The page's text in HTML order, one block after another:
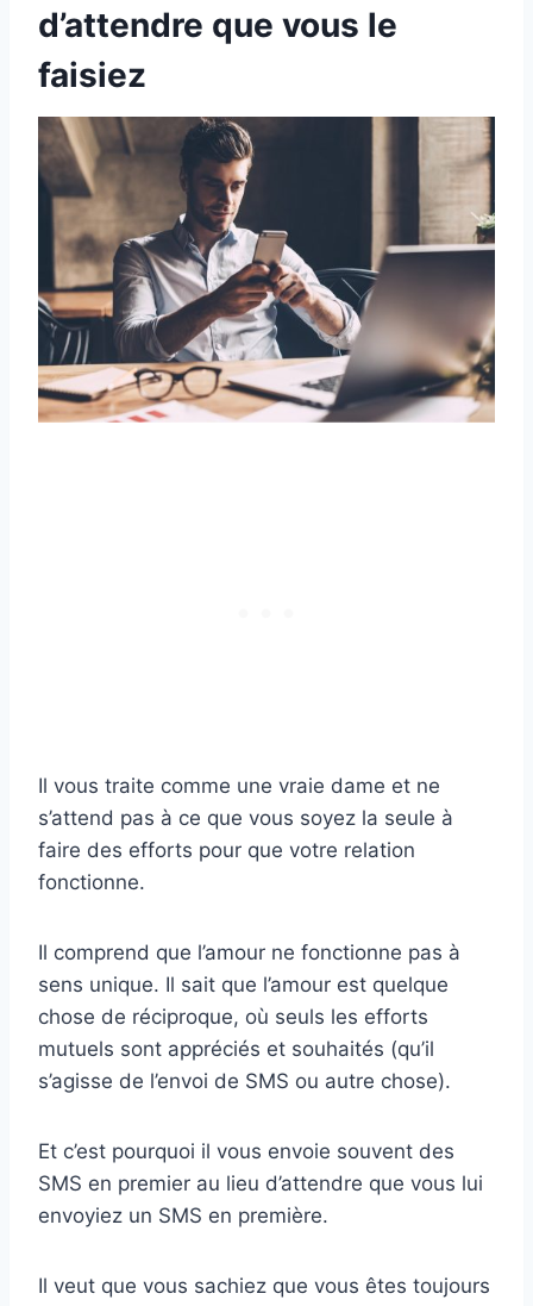
d’attendre que vous le
faisiez
Il vous traite comme une vraie dame et ne
s’attend pas à ce que vous soyez la seule à
faire des efforts pour que votre relation
fonctionne.
Il comprend que l’amour ne fonctionne pas à
sens unique. Il sait que l’amour est quelque
chose de réciproque, où seuls les efforts
mutuels sont appréciés et souhaités (qu’il
s’agisse de l’envoi de SMS ou autre chose).
Et c’est pourquoi il vous envoie souvent des
SMS en premier au lieu d’attendre que vous lui
envoyiez un SMS en première.
Il veut que vous sachiez que vous êtes toujours